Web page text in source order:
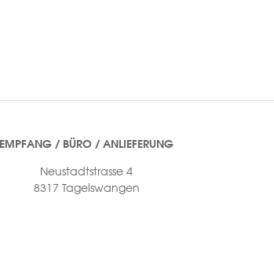
EMPFANG / BÜRO / ANLIEFERUNG
Neustadtstrasse 4
8317 Tagelswangen